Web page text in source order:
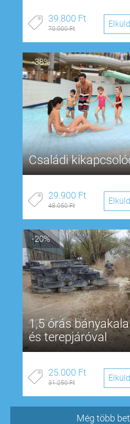
39.800 Ft
70.000 Ft
-38%
Családi
29.900 Ft
48.050 Ft
-20%
1,5 órás
és terepjáróval
25.000 Ft
31.250 Ft
Még több